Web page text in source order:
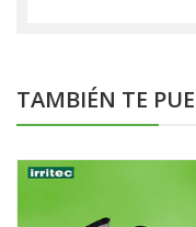
TAMBIÉN TE